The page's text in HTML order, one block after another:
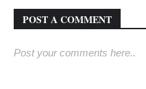
POST A COMMENT
Post your comments here..